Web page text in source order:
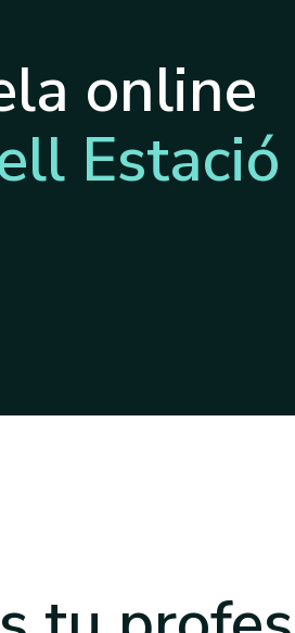
online
Estació